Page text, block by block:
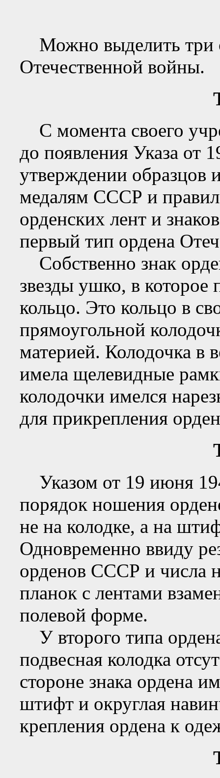
Можно выделить три
Отечественной войны.
С момента своего
до появления Указа от
утверждении образцов
медалям СССР и
орденских лент и
первый тип ордена
Собственно знак
звезды ушко, в которое
кольцо. Это кольцо в
прямоугольной
материей. Колодочка в
имела щелевидные
колодочки имелся
для прикрепления
Указом от 19 июня
порядок ношения
не на колодке, а на
Одновременно ввиду
орденов СССР и числа
планок с лентами
полевой форме.
У второго типа
подвесная колодка
стороне знака ордена
штифт и округлая
крепления ордена к